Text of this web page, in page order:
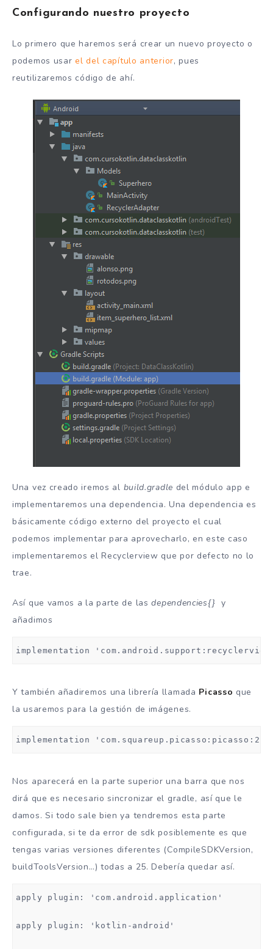
Configurando nuestro proyecto
Lo primero que haremos será crear un nuevo proyecto o
podemos usarel del capítulo anterior, pues
reutilizaremos código de ahí.
Una vez creado iremos al build.gradle del módulo app e
implementaremos una dependencia. Una dependencia es
básicamente código externo del proyecto el cual
podemos implementar para aprovecharlo, en este caso
implementaremos el Recyclerview que por defecto no lo
trae.
Así que vamos a la parte de lasdependencies{} y
añadimos
implementation
Y también añadiremos una librería llamada Picasso que
la usaremos para la gestión de imágenes.
implementation
Nos aparecerá en la parte superior una barra que nos
dirá que es necesario sincronizar el gradle, así que le
damos. Si todo sale bien ya tendremos esta parte
configurada, si te da error de sdk posiblemente es que
tengas varias versiones diferentes (CompileSDKVersion,
buildToolsVersion…) todas a 25. Debería quedar así.
apply plugin: 'com.android.application'
apply plugin: 'kotlin-android'